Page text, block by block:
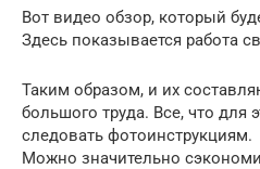
Вот видео обзор, который
Здесь показывается работа
Таким образом, и их
большого труда. Все, что для
следовать фотоинструкциям.
Можно значительно